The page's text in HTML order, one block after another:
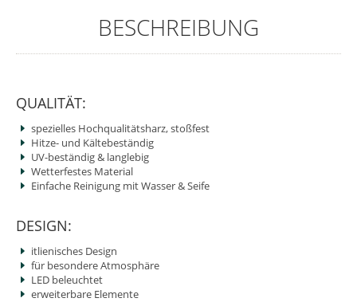
BESCHREIBUNG
QUALITÄT:
spezielles Hochqualitätsharz, stoßfest
Hitze- und Kältebeständig
UV-beständig & langlebig
Wetterfestes Material
Einfache Reinigung mit Wasser & Seife
DESIGN:
itlienisches Design
für besondere Atmosphäre
LED beleuchtet
erweiterbare Elemente